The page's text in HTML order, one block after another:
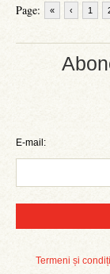
E-mail:
Termeni și
Page: « ‹ 1